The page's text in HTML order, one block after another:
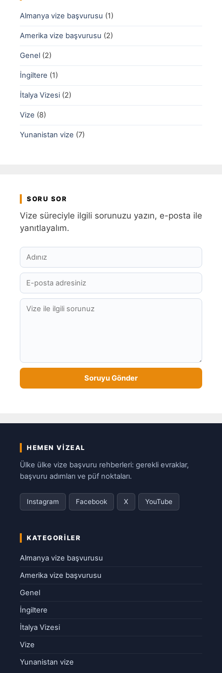
Almanya vize başvurusu (1)
Amerika vize başvurusu (2)
Genel (2)
İngiltere (1)
İtalya Vizesi (2)
Vize (8)
Yunanistan vize (7)
SORU SOR
Vize süreciyle ilgili sorunuzu yazın, e-posta ile
yanıtlayalım.
HEMEN VIZEAL
Ülke ülke vize başvuru rehberleri: gerekli evraklar,
başvuru adımları ve püf noktaları.
Instagram Facebook X YouTube
KATEGORILER
Almanya vize başvurusu
Amerika vize başvurusu
Genel
İngiltere
İtalya Vizesi
Vize
Yunanistan vize